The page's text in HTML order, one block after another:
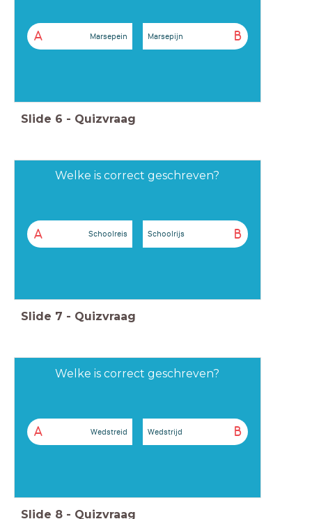
A Marsepein B
Marsepijn
Slide 6 - Quizvraag
Welke is correct geschreven?
A Schoolreis B
Schoolrijs
Slide 7 - Quizvraag
Welke is correct geschreven?
A Wedstreid B
Wedstrijd
Slide 8 - Quizvraag